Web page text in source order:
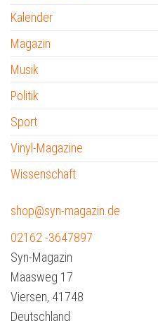
Kalender
Magazin
Musik
Politik
Sport
Vinyl-Magazine
Wissenschaft
shop@syn-magazin.de
02162 -3647897
Syn-Magazin
Maasweg 17
Viersen, 41748
Deutschland